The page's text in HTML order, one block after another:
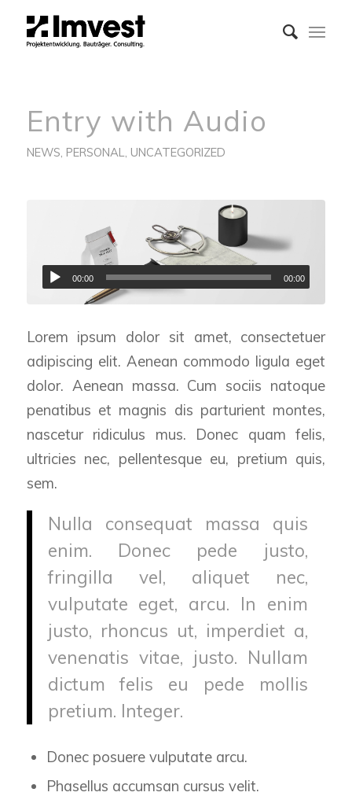
Entry with Audio
NEWS, PERSONAL, UNCATEGORIZED
00:00 00:00
Lorem ipsum dolor sit amet, consectetuer
adipiscing elit. Aenean commodo ligula eget
dolor. Aenean massa. Cum sociis natoque
penatibus et magnis dis parturient montes,
nascetur ridiculus mus. Donec quam felis,
ultricies nec, pellentesque eu, pretium quis,
sem.
Nulla consequat massa quis
enim. Donec pede justo,
fringilla vel, aliquet nec,
vulputate eget, arcu. In enim
justo, rhoncus ut, imperdiet a,
venenatis vitae, justo. Nullam
dictum felis eu pede mollis
pretium. Integer.
Donec posuere vulputate arcu.
Phasellus accumsan cursus velit.